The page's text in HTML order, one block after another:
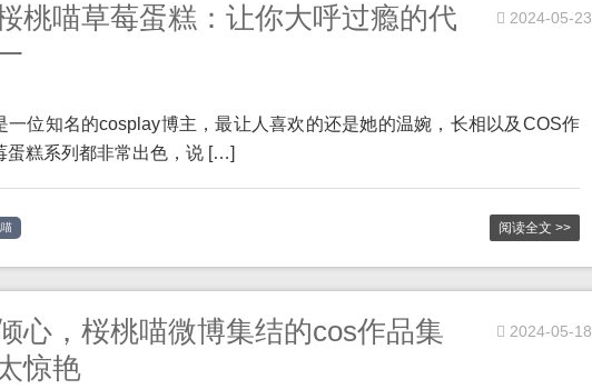
桃喵草莓蛋糕：让你大呼过瘾的代
2024-05-23
一位知名的cosplay博主，最让人喜欢的还是她的温婉，长相以及COS作
蛋糕系列都非常出色，说 […]
阅读全文 >>
心，桜桃喵微博集结的cos作品集
惊艳
2024-05-18